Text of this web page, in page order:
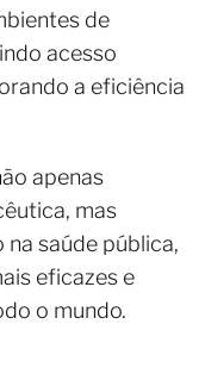
de
acesso
a eficiência
apenas
mas
saúde pública,
eficazes e
o mundo.